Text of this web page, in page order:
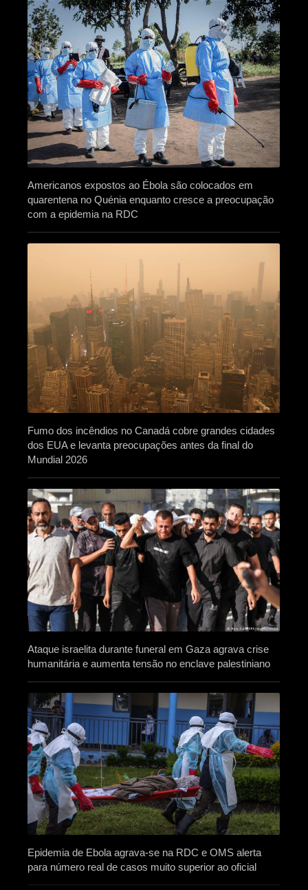
Americanos expostos ao Ébola são colocados em
quarentena no Quénia enquanto cresce a preocupação
com a epidemia na RDC
Fumo dos incêndios no Canadá cobre grandes cidades
dos EUA e levanta preocupações antes da final do
Mundial 2026
Ataque israelita durante funeral em Gaza agrava crise
humanitária e aumenta tensão no enclave palestiniano
Epidemia de Ebola agrava-se na RDC e OMS alerta
para número real de casos muito superior ao oficial